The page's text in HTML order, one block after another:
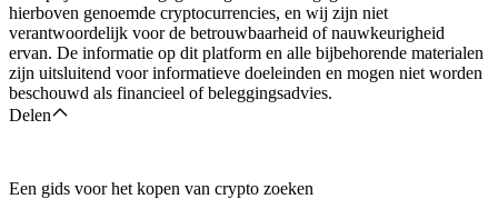
hierboven genoemde cryptocurrencies, en wij zijn niet
verantwoordelijk voor de betrouwbaarheid of nauwkeurigheid
ervan. De informatie op dit platform en alle bijbehorende materialen
zijn uitsluitend voor informatieve doeleinden en mogen niet worden
beschouwd als financieel of beleggingsadvies.
Delen
Een gids voor het kopen van crypto zoeken